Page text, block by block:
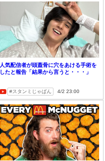
人気配信者が頭蓋骨に穴をあける手術を
したと報告「結果から言うと・・・」
スタンミじゃぱん 4/2 23:00